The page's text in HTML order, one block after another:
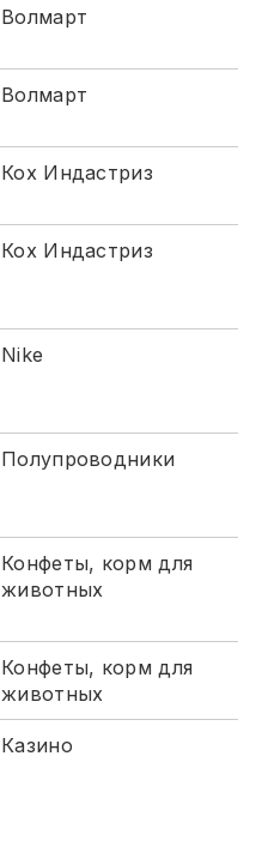
Волмарт
Волмарт
Кох Индастриз
Кох Индастриз
Nike
Полупроводники
Конфеты, корм для
животных
Конфеты, корм для
животных
Казино